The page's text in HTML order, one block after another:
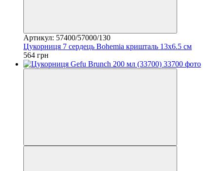
Артикул: 57400/57000/130
Цукорниця 7 сердець Bohemia кришталь 13х6.5 см
564 грн